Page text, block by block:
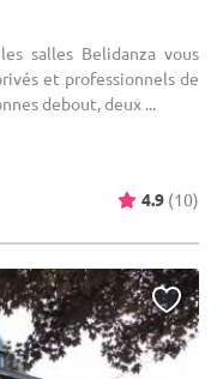
salles Belidanza vous
et professionnels de
debout, deux ...
4.9 (10)